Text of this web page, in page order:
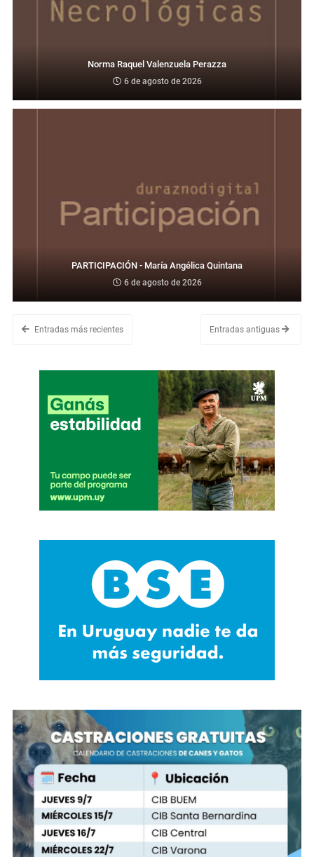
Norma Raquel Valenzuela Perazza
6 de agosto de 2026
PARTICIPACIÓN - María Angélica Quintana
6 de agosto de 2026
Entradas más recientes Entradas antiguas